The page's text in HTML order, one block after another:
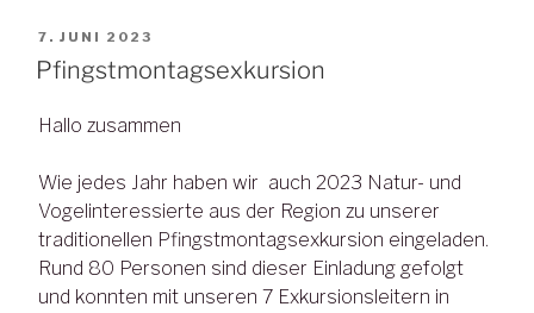
VERÖFFENTLICHT
AM
7. JUNI 2023
Pfingstmontagsexkursion
Hallo zusammen
Wie jedes Jahr haben wir auch 2023 Natur- und
Vogelinteressierte aus der Region zu unserer
traditionellen Pfingstmontagsexkursion eingeladen.
Rund 80 Personen sind dieser Einladung gefolgt
und konnten mit unseren 7 Exkursionsleitern in